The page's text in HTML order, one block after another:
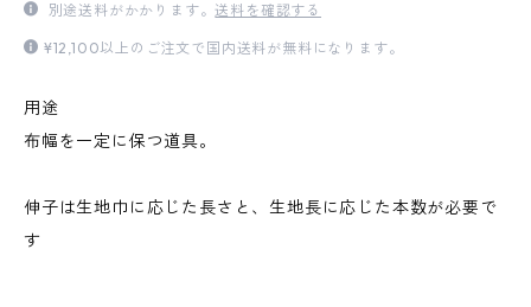
別途送料がかかります。送料を確認する
¥12,100以上のご注文で国内送料が無料になります。
用途
布幅を一定に保つ道具。
伸子は生地巾に応じた長さと、生地長に応じた本数が必要で
す